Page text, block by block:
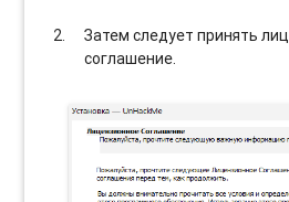
Затем следует принять
соглашение.